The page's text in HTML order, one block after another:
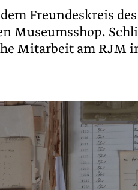
Freundeskreis
Museumsshop.
Mitarbeit am RJM